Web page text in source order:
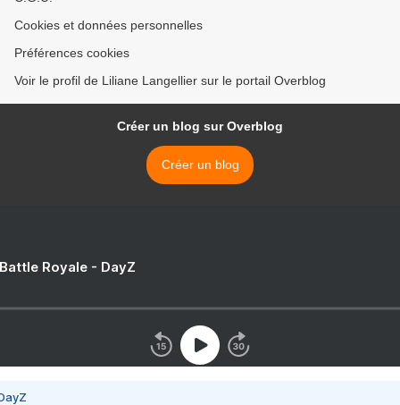
Cookies et données personnelles
Préférences cookies
Voir le profil de Liliane Langellier sur le portail Overblog
Créer un blog sur Overblog
Créer un blog
Royale - DayZ